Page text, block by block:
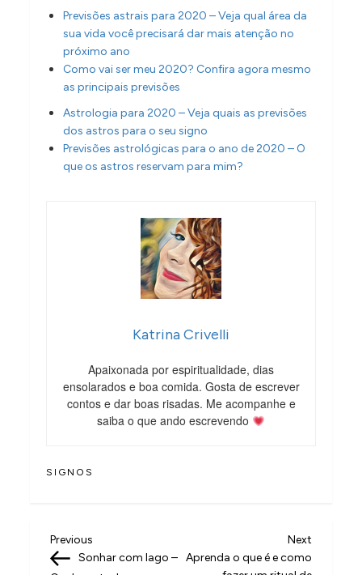
Previsões astrais para 2020 – Veja qual área da
sua vida você precisará dar mais atenção no
próximo ano
Como vai ser meu 2020? Confira agora mesmo
as principais previsões
Astrologia para 2020 – Veja quais as previsões
dos astros para o seu signo
Previsões astrológicas para o ano de 2020 – O
que os astros reservam para mim?
Katrina Crivelli
Apaixonada por espiritualidade, dias
ensolarados e boa comida. Gosta de escrever
contos e dar boas risadas. Me acompanhe e
saiba o que ando escrevendo
SIGNOS
N
Previous
Post
Previous
Sonhar com lago –
Next
Post
Next
Aprenda o que é e como